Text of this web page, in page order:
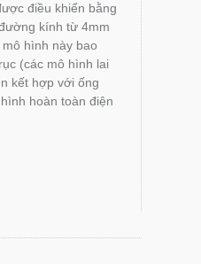
điều khiển bằng
kính từ 4mm
hình này bao
(các mô hình lai
kết hợp với ống
hoàn toàn điện